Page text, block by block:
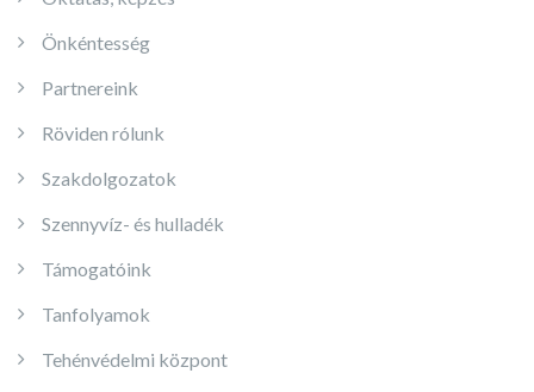
Önkéntesség
Partnereink
Röviden rólunk
Szakdolgozatok
Szennyvíz- és hulladék
Támogatóink
Tanfolyamok
Tehénvédelmi központ